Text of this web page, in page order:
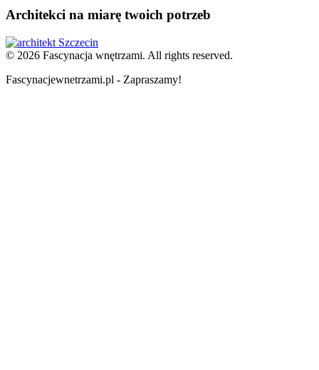
Architekci na miarę twoich potrzeb
© 2026 Fascynacja wnętrzami. All rights reserved.
Fascynacjewnetrzami.pl - Zapraszamy!